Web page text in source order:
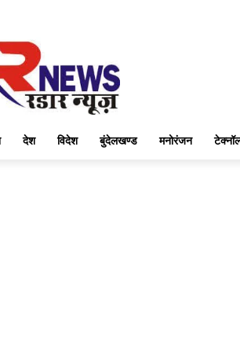
देश विदेश बुंदेलखण्ड मनोरंजन